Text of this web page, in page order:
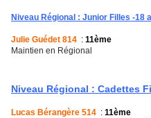
Niveau Régional : Junior Filles -18
Julie Guédet 814 : 11ème
Maintien en Régional
Niveau Régional : Cadettes
Lucas Bérangère 514 : 11ème